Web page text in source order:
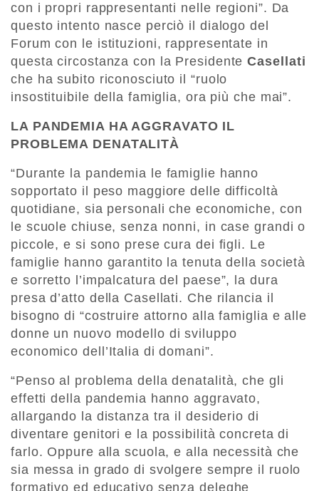
con i propri rappresentanti nelle regioni”. Da
questo intento nasce perciò il dialogo del
Forum con le istituzioni, rappresentate in
questa circostanza con la PresidenteCasellati
che ha subito riconosciuto il “ruolo
insostituibile della famiglia, ora più che mai”.
LA PANDEMIA HA AGGRAVATO IL
PROBLEMA DENATALITÀ
“Durante la pandemia le famiglie hanno
sopportato il peso maggiore delle difficoltà
quotidiane, sia personali che economiche, con
le scuole chiuse, senza nonni, in case grandi o
piccole, e si sono prese cura dei figli. Le
famiglie hanno garantito la tenuta della società
e sorretto l’impalcatura del paese”, la dura
presa d’atto della Casellati. Che rilancia il
bisogno di “costruire attorno alla famiglia e alle
donne un nuovo modello di sviluppo
economico dell’Italia di domani”.
“Penso al problema della denatalità, che gli
effetti della pandemia hanno aggravato,
allargando la distanza tra il desiderio di
diventare genitori e la possibilità concreta di
farlo. Oppure alla scuola, e alla necessità che
sia messa in grado di svolgere sempre il ruolo
formativo ed educativo senza deleghe